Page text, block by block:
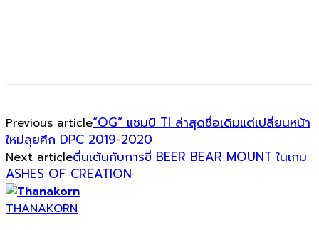
Previous article“OG” แชมป์ TI ล่าสุดชื่อเดิมแต่เปลี่ยนหน้า
ใหม่ลุยศึก DPC 2019-2020
Next articleตื่นเต้นกับการขี่ BEER BEAR MOUNT ในเกม
ASHES OF CREATION
THANAKORN